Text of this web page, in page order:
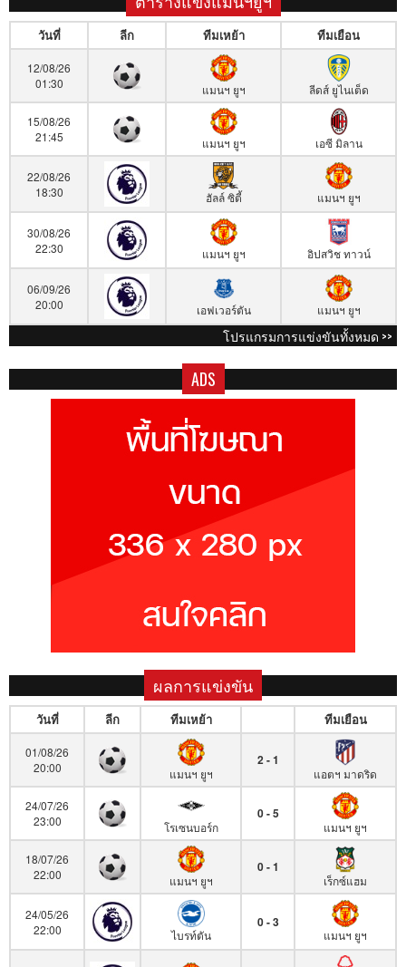
วันที่ ลีก ทีมเหย้า ทีมเยือน
12/08/26
01:30
แมนฯ ยูฯ ลีดส์ ยูไนเต็ด
15/08/26
21:45
แมนฯ ยูฯ เอซี มิลาน
22/08/26
18:30
ฮัลล์ ซิตี้ แมนฯ ยูฯ
30/08/26
22:30
แมนฯ ยูฯ อิปสวิช ทาวน์
06/09/26
20:00
เอฟเวอร์ตัน แมนฯ ยูฯ
โปรแกรมการแข่งขันทั้งหมด >>
ADS
ผลการแข่งขัน
วันที่ ลีก ทีมเหย้า ทีมเยือน
01/08/26
20:00
แมนฯ ยูฯ
2 - 1
แอตฯ มาดริด
24/07/26
23:00
โรเซนบอร์ก
0 - 5
แมนฯ ยูฯ
18/07/26
22:00
แมนฯ ยูฯ
0 - 1
เร็กซ์แฮม
24/05/26
22:00
ไบรท์ตัน
0 - 3
แมนฯ ยูฯ